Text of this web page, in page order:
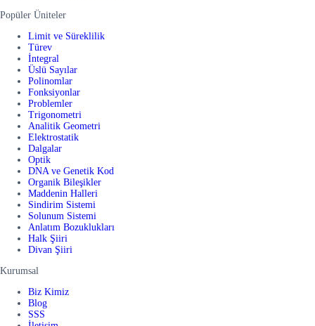
Popüler Üniteler
Limit ve Süreklilik
Türev
İntegral
Üslü Sayılar
Polinomlar
Fonksiyonlar
Problemler
Trigonometri
Analitik Geometri
Elektrostatik
Dalgalar
Optik
DNA ve Genetik Kod
Organik Bileşikler
Maddenin Halleri
Sindirim Sistemi
Solunum Sistemi
Anlatım Bozuklukları
Halk Şiiri
Divan Şiiri
Kurumsal
Biz Kimiz
Blog
SSS